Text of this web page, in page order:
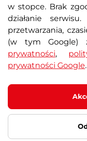
Usługi dodatkowe
Formularz
w stopce. Brak
działanie
przetwarzania,
(w tym Google)
prywatności,
prywatności Google.